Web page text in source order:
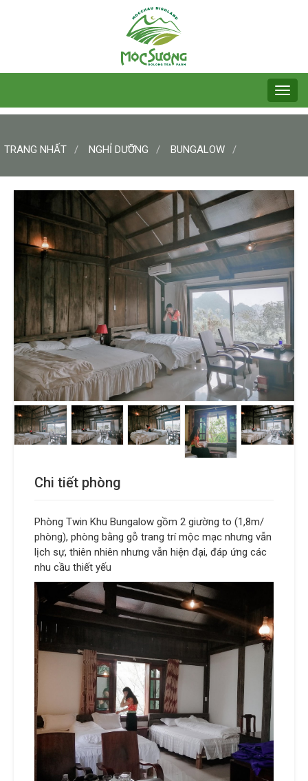
TRANG NHẤT NGHỈ DƯỠNG BUNGALOW
Chi tiết phòng
Phòng Twin Khu Bungalow gồm 2 giường to (1,8m/
phòng), phòng bằng gỗ trang trí mộc mạc nhưng vẫn
lịch sự, thiên nhiên nhưng vẫn hiện đại, đáp ứng các
nhu cầu thiết yếu